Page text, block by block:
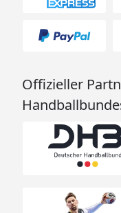
Offizieller